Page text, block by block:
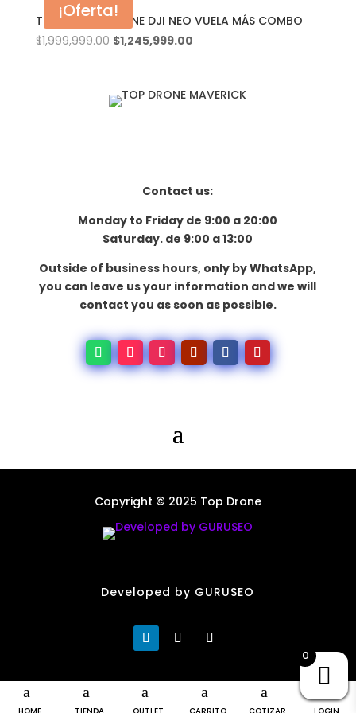
$1,999,999.00. $1,245,999.00.
¡Oferta!
TOPDRONE | DRONE DJI NEO VUELA MÁS COMBO
$1,999,999.00 El
era:
$1,999,999.00.
$1,245,999.00El
es:
Contact us:
Monday to Friday de 9:00 a 20:00
Saturday. de 9:00 a 13:00
Outside of business hours, only by WhatsApp,
you can leave us your information and we will
contact you as soon as possible.
Copyright © 2025 Top Drone
Developed by GURUSEO
0